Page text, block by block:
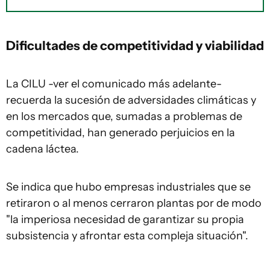
Dificultades de competitividad y viabilidad
La CILU -ver el comunicado más adelante-
recuerda la sucesión de adversidades climáticas y
en los mercados que, sumadas a problemas de
competitividad, han generado perjuicios en la
cadena láctea.
Se indica que hubo empresas industriales que se
retiraron o al menos cerraron plantas por de modo
"la imperiosa necesidad de garantizar su propia
subsistencia y afrontar esta compleja situación".